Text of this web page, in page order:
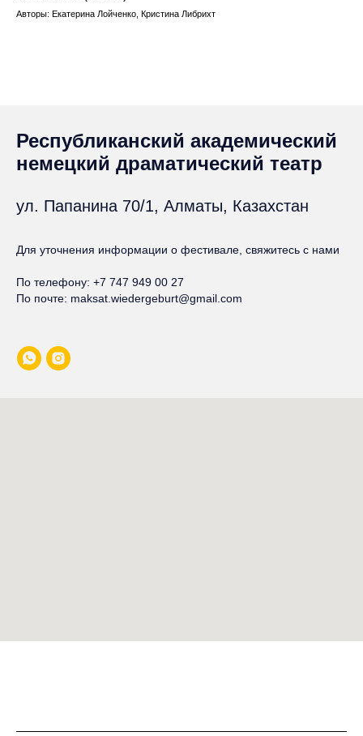
Авторы: Екатерина Лойченко, Кристина Либрихт
Республиканский академический
немецкий драматический театр
ул. Папанина 70/1, Алматы, Казахстан
Для уточнения информации о фестивале, свяжитесь с нами
По телефону: +7 747 949 00 27
По почте: maksat.wiedergeburt@gmail.com